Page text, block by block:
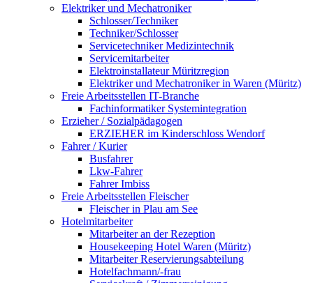
Elektriker und Mechatroniker
Schlosser/Techniker
Techniker/Schlosser
Servicetechniker Medizintechnik
Servicemitarbeiter
Elektroinstallateur Müritzregion
Elektriker und Mechatroniker in Waren (Müritz)
Freie Arbeitsstellen IT-Branche
Fachinformatiker Systemintegration
Erzieher / Sozialpädagogen
ERZIEHER im Kinderschloss Wendorf
Fahrer / Kurier
Busfahrer
Lkw-Fahrer
Fahrer Imbiss
Freie Arbeitsstellen Fleischer
Fleischer in Plau am See
Hotelmitarbeiter
Mitarbeiter an der Rezeption
Housekeeping Hotel Waren (Müritz)
Mitarbeiter Reservierungsabteilung
Hotelfachmann/-frau